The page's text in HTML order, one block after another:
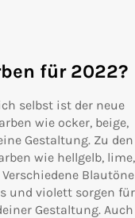
für 2022?
selbst ist der neue
wie ocker, beige,
Gestaltung. Zu den
wie hellgelb, lime,
Blautöne
und violett sorgen für
Gestaltung. Auch